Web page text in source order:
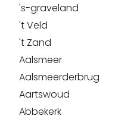
's-graveland
't Veld
't Zand
Aalsmeer
Aalsmeerderbrug
Aartswoud
Abbekerk